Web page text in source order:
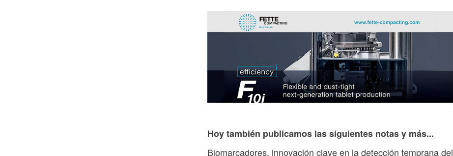
Hoy también publicamos las siguientes notas y más...
Biomarcadores, innovación clave en la detección temprana del